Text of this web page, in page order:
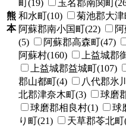
熊
本
町(19)
玉名郡南関町
和水町(10)
菊池郡大津
阿蘇郡南小国町(22)
(5)
阿蘇郡高森町(47)
阿蘇村(160)
上益城郡
上益城郡益城町(107)
郡山都町(4)
八代郡氷
北郡津奈木町(3)
球磨
球磨郡相良村(1)
球
り町(21)
天草郡苓北町